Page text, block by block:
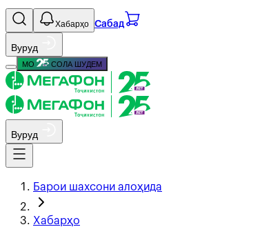
Хабарҳо Сабад
Вуруд
МО СОЛА ШУДЕМ
Вуруд
Барои шахсони алоҳида
Хабарҳо